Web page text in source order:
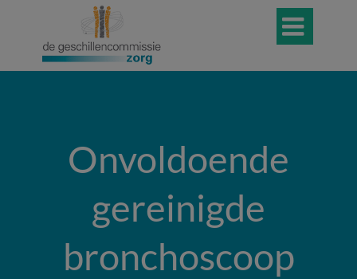

Onvoldoende
gereinigde
bronchoscoop